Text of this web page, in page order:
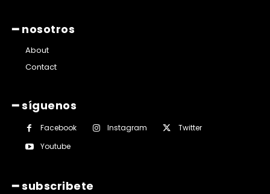
━ nosotros
About
Contact
━ síguenos
Facebook Instagram
Twitter
Youtube
━ subscribete